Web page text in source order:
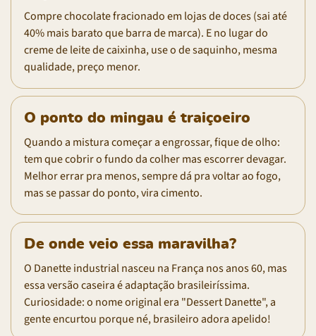
Compre chocolate fracionado em lojas de doces (sai até
40% mais barato que barra de marca). E no lugar do
creme de leite de caixinha, use o de saquinho, mesma
qualidade, preço menor.
O ponto do mingau é traiçoeiro
Quando a mistura começar a engrossar, fique de olho:
tem que cobrir o fundo da colher mas escorrer devagar.
Melhor errar pra menos, sempre dá pra voltar ao fogo,
mas se passar do ponto, vira cimento.
De onde veio essa maravilha?
O Danette industrial nasceu na França nos anos 60, mas
essa versão caseira é adaptação brasileiríssima.
Curiosidade: o nome original era "Dessert Danette", a
gente encurtou porque né, brasileiro adora apelido!